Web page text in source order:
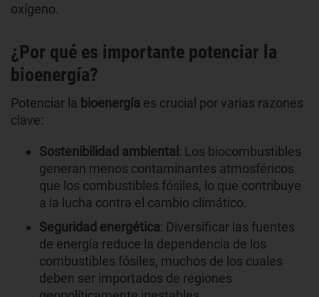
oxígeno.
¿Por qué es importante potenciar la
bioenergía?
Potenciar la bioenergía es crucial por varias razones
clave:
Sostenibilidad ambiental : Los biocombustibles
generan menos contaminantes atmosféricos
que los combustibles fósiles, lo que contribuye
a la lucha contra el cambio climático.
Seguridad energética: Diversificar las fuentes
de energía reduce la dependencia de los
combustibles fósiles, muchos de los cuales
deben ser importados de regiones